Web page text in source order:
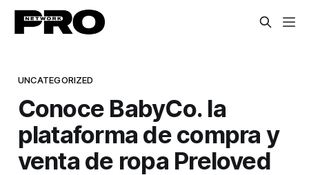
UNCATEGORIZED
Conoce BabyCo. la
plataforma de compra y
venta de ropa Preloved